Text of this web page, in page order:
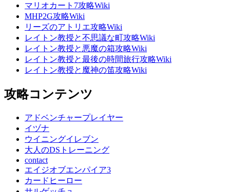
マリオカート7攻略Wiki
MHP2G攻略Wiki
リーズのアトリエ攻略Wiki
レイトン教授と不思議な町攻略Wiki
レイトン教授と悪魔の箱攻略Wiki
レイトン教授と最後の時間旅行攻略Wiki
レイトン教授と魔神の笛攻略Wiki
攻略コンテンツ
アドベンチャープレイヤー
イヅナ
ウイニングイレブン
大人のDSトレーニング
contact
エイジオブエンパイア3
カードヒーロー